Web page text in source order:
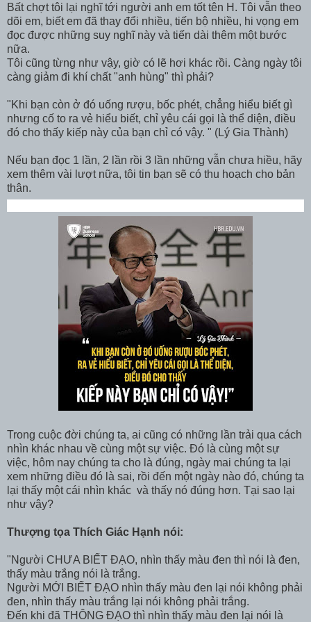
Bất chợt tôi lại nghĩ tới người anh em tốt tên H. Tôi vẫn theo
dõi em, biết em đã thay đổi nhiều, tiến bộ nhiều, hi vọng em
đọc được những suy nghĩ này và tiến dài thêm một bước
nữa.
Tôi cũng từng như vậy, giờ có lẽ hơi khác rồi. Càng ngày tôi
càng giảm đi khí chất "anh hùng" thì phải?
"Khi bạn còn ở đó uống rượu, bốc phét, chẳng hiểu biết gì
nhưng cố to ra vẻ hiểu biết, chỉ yêu cái gọi là thể diện, điều
đó cho thấy kiếp này của bạn chỉ có vậy. " (Lý Gia Thành)
Nếu bạn đọc 1 lần, 2 lần rồi 3 lần những vẫn chưa hiều, hãy
xem thêm vài lượt nữa, tôi tin bạn sẽ có thu hoạch cho bản
thân.
Trong cuộc đời chúng ta, ai cũng có những lần trải qua cách
nhìn khác nhau về cùng một sự việc. Đó là cùng một sự
việc, hôm nay chúng ta cho là đúng, ngày mai chúng ta lại
xem những điều đó là sai, rồi đến một ngày nào đó, chúng ta
lại thấy một cái nhìn khác và thấy nó đúng hơn. Tại sao lại
như vậy?
Thượng tọa Thích Giác Hạnh nói:
"Người CHƯA BIẾT ĐẠO, nhìn thấy màu đen thì nói là đen,
thấy màu trắng nói là trắng.
Người MỚI BIẾT ĐẠO nhìn thấy màu đen lại nói không phải
đen, nhìn thấy màu trắng lại nói không phải trắng.
Đến khi đã THÔNG ĐẠO thì nhìn thấy màu đen lại nói là